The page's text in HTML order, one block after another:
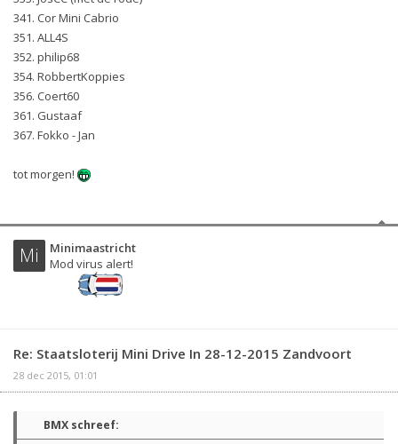
341. Cor Mini Cabrio
351. ALL4S
352. philip68
354. RobbertKoppies
356. Coert60
361. Gustaaf
367. Fokko - Jan
tot morgen!
Mi
Minimaastricht
Mod virus alert!
Re: Staatsloterij Mini Drive In 28-12-2015 Zandvoort
28 dec 2015, 01:01
BMX schreef: